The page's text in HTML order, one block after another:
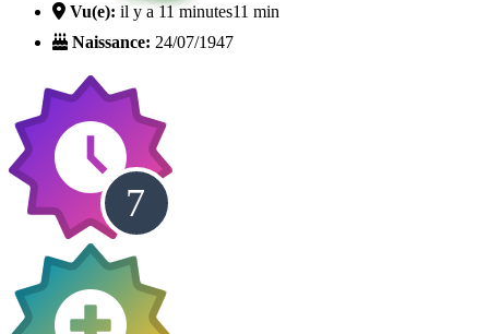
Vu(e): il y a 11 minutes11 min
Naissance: 24/07/1947